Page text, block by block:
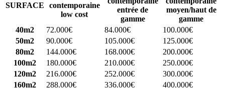
SURFACE
contemporaine
low cost
entrée de
gamme
moyen/haut de
gamme
40m2
72.000€ 84.000€
100.000€
50m2
90.000€ 105.000€
125.000€
80m2
144.000€ 168.000€
200.000€
100m2
180.000€ 210.000€
250.000€
120m2
216.000€ 252.000€
300.000€
160m2
288.000€ 336.000€
400.000€